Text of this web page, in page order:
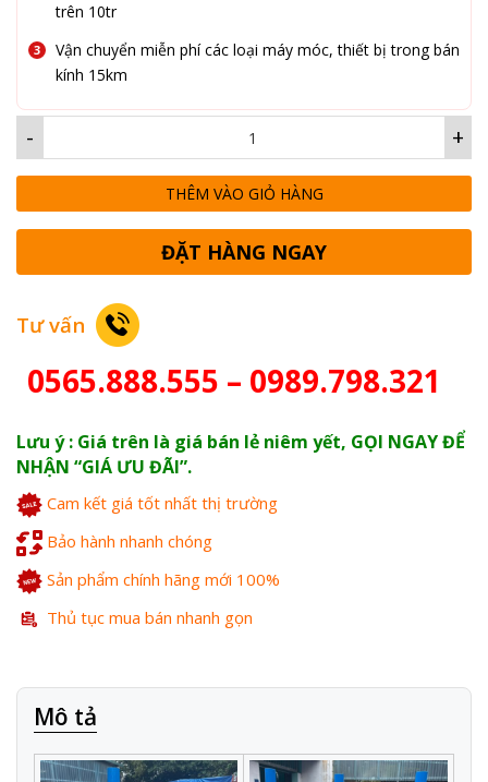
trên 10tr
Vận chuyển miễn phí các loại máy móc, thiết bị trong bán
kính 15km
+
-
THÊM VÀO GIỎ HÀNG
ĐẶT HÀNG NGAY
Tư vấn
0565.888.555 – 0989.798.321
Lưu ý : Giá trên là giá bán lẻ niêm yết, GỌI NGAY ĐỂ
NHẬN “GIÁ ƯU ĐÃI”.
Cam kết giá tốt nhất thị trường
Bảo hành nhanh chóng
Sản phẩm chính hãng mới 100%
Thủ tục mua bán nhanh gọn
Mô tả